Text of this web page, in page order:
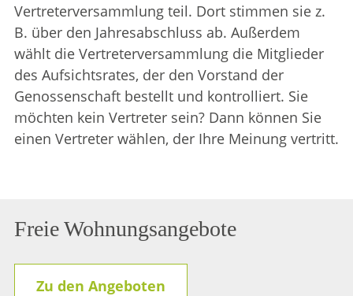
Vertreterversammlung teil. Dort stimmen sie z.
B. über den Jahresabschluss ab. Außerdem
wählt die Vertreterversammlung die Mitglieder
des Aufsichtsrates, der den Vorstand der
Genossenschaft bestellt und kontrolliert. Sie
möchten kein Vertreter sein? Dann können Sie
einen Vertreter wählen, der Ihre Meinung vertritt.
Freie Wohnungsangebote
Zu den Angeboten